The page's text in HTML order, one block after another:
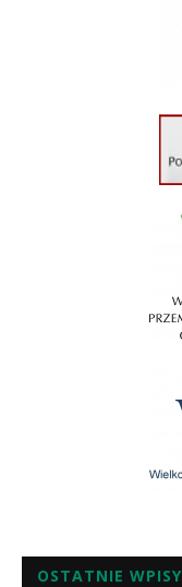
OSTATNIE WPISY